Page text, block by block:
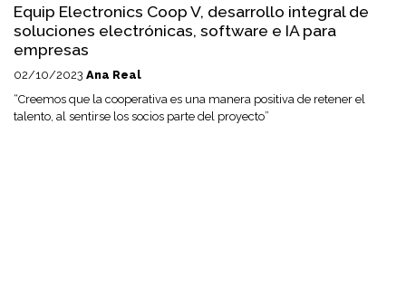
Equip Electronics Coop V, desarrollo integral de
soluciones electrónicas, software e IA para
empresas
02/10/2023 Ana Real
“Creemos que la cooperativa es una manera positiva de retener el
talento, al sentirse los socios parte del proyecto”